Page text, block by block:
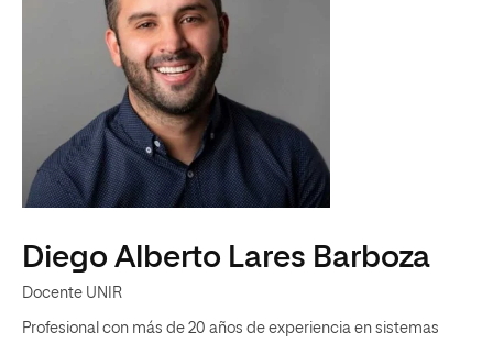
Diego Alberto Lares Barboza
Docente UNIR
Profesional con más de 20 años de experiencia en sistemas